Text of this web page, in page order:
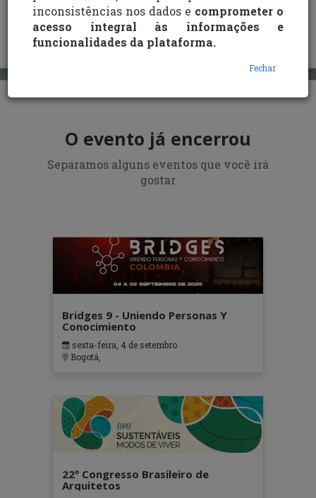
inconsistências nos dados e comprometer o
acesso integral às informações e
funcionalidades da plataforma.
Fechar
REALIZAR INSCRIÇÃO
O evento já encerrou
Separamos alguns eventos que você irá
gostar
Bridges 9 - Uniendo Personas Y
Conocimiento
sexta-feira, 4 de setembro
Bogotá,
22º Congresso Brasileiro de
Arquitetos